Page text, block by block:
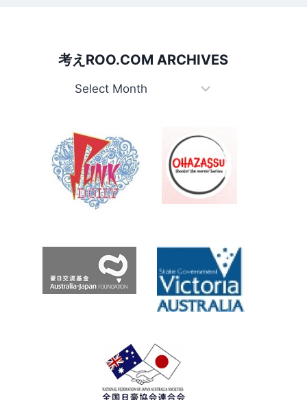
考えROO.COM ARCHIVES
考えRoo.com Archives